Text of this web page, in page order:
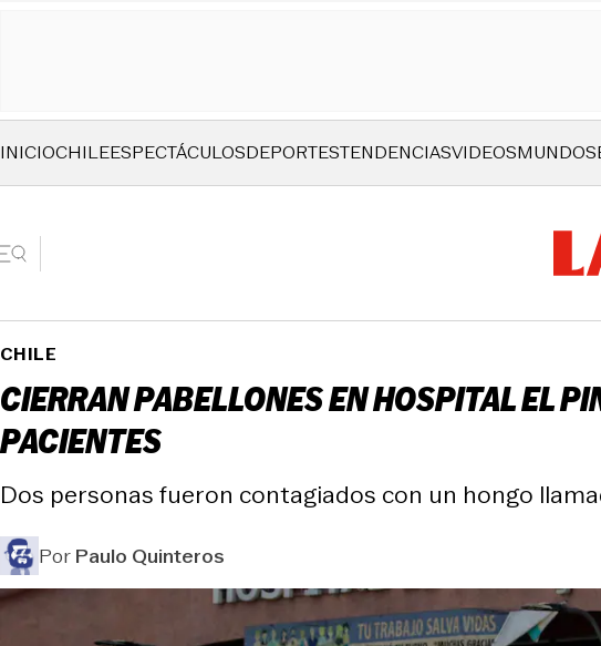
INICIOCHILEESPECTÁCULOSDEPORTESTENDENCIASVIDEOSMUNDO
CHILE
CIERRAN PABELLONES EN HOSPITAL EL
PACIENTES
Dos personas fueron contagiados con un hongo
PorPaulo Quinteros